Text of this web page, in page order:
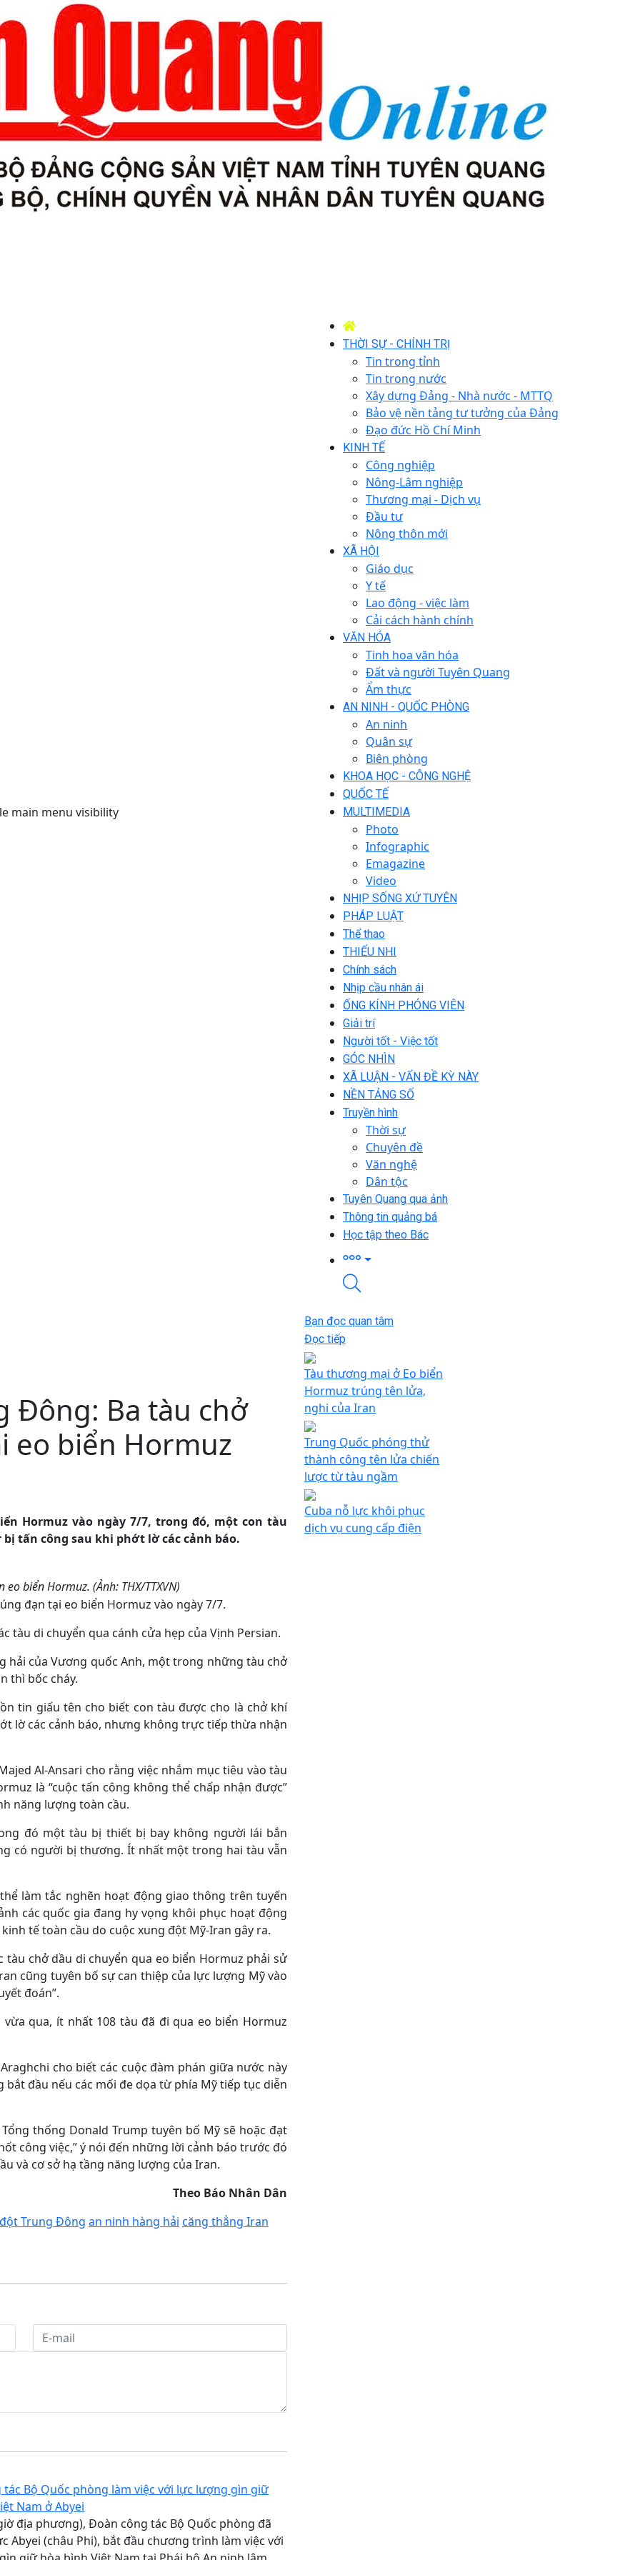
main menu visibility
THỜI SỰ - CHÍNH TRỊ
Tin trong tỉnh
Tin trong nước
Xây dựng Đảng - Nhà nước - MTTQ
Bảo vệ nền tảng tư tưởng của Đảng
Đạo đức Hồ Chí Minh
KINH TẾ
Công nghiệp
Nông-Lâm nghiệp
Thương mại - Dịch vụ
Đầu tư
Nông thôn mới
XÃ HỘI
Giáo dục
Y tế
Lao động - việc làm
Cải cách hành chính
VĂN HÓA
Tinh hoa văn hóa
Đất và người Tuyên Quang
Ẩm thực
AN NINH - QUỐC PHÒNG
An ninh
Quân sự
Biên phòng
KHOA HỌC - CÔNG NGHỆ
QUỐC TẾ
MULTIMEDIA
Photo
Infographic
Emagazine
Video
NHỊP SỐNG XỨ TUYÊN
PHÁP LUẬT
Thể thao
THIẾU NHI
Chính sách
Nhịp cầu nhân ái
ỐNG KÍNH PHÓNG VIÊN
Giải trí
Người tốt - Việc tốt
GÓC NHÌN
XÃ LUẬN - VẤN ĐỀ KỲ NÀY
NỀN TẢNG SỐ
Truyền hình
Thời sự
Chuyên đề
Văn nghệ
Dân tộc
Tuyên Quang qua ảnh
Thông tin quảng bá
Học tập theo Bác
Đông: Ba tàu chở
eo biển Hormuz
Hormuz vào ngày 7/7, trong đó, một con tàu
tấn công sau khi phớt lờ các cảnh báo.
eo biển Hormuz. (Ảnh: THX/TTXVN)
đạn tại eo biển Hormuz vào ngày 7/7.
tàu di chuyển qua cánh cửa hẹp của Vịnh Persian.
hải của Vương quốc Anh, một trong những tàu chở
thì bốc cháy.
tin giấu tên cho biết con tàu được cho là chở khí
lờ các cảnh báo, nhưng không trực tiếp thừa nhận
Al-Ansari cho rằng việc nhắm mục tiêu vào tàu
là “cuộc tấn công không thể chấp nhận được”
năng lượng toàn cầu.
đó một tàu bị thiết bị bay không người lái bắn
có người bị thương. Ít nhất một trong hai tàu vẫn
làm tắc nghẽn hoạt động giao thông trên tuyến
các quốc gia đang hy vọng khôi phục hoạt động
tế toàn cầu do cuộc xung đột Mỹ-Iran gây ra.
chở dầu di chuyển qua eo biển Hormuz phải sử
cũng tuyên bố sự can thiệp của lực lượng Mỹ vào
đoán”.
qua, ít nhất 108 tàu đã đi qua eo biển Hormuz
cho biết các cuộc đàm phán giữa nước này
đầu nếu các mối đe dọa từ phía Mỹ tiếp tục diễn
thống Donald Trump tuyên bố Mỹ sẽ hoặc đạt
công việc,” ý nói đến những lời cảnh báo trước đó
và cơ sở hạ tầng năng lượng của Iran.
Theo Báo Nhân Dân
Trung Đông an ninh hàng hải căng thẳng Iran
Bộ Quốc phòng làm việc với lực lượng gìn giữ
Nam ở Abyei
địa phương), Đoàn công tác Bộ Quốc phòng đã
Abyei (châu Phi), bắt đầu chương trình làm việc với
Bạn đọc quan tâm
Đọc tiếp
Tàu thương mại ở Eo biển
Hormuz trúng tên lửa,
nghi của Iran
Trung Quốc phóng thử
thành công tên lửa chiến
lược từ tàu ngầm
Cuba nỗ lực khôi phục
dịch vụ cung cấp điện